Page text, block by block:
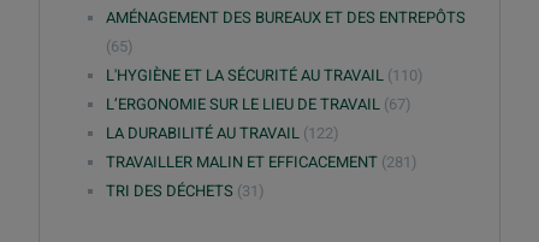
AMÉNAGEMENT DES BUREAUX ET DES ENTREPÔTS
(65)
L'HYGIÈNE ET LA SÉCURITÉ AU TRAVAIL (110)
L’ERGONOMIE SUR LE LIEU DE TRAVAIL (67)
LA DURABILITÉ AU TRAVAIL (122)
TRAVAILLER MALIN ET EFFICACEMENT(281)
TRI DES DÉCHETS (31)